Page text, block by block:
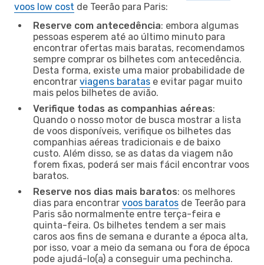
voos low cost de Teerão para Paris:
Reserve com antecedência: embora algumas
pessoas esperem até ao último minuto para
encontrar ofertas mais baratas, recomendamos
sempre comprar os bilhetes com antecedência.
Desta forma, existe uma maior probabilidade de
encontrar viagens baratas e evitar pagar muito
mais pelos bilhetes de avião.
Verifique todas as companhias aéreas:
Quando o nosso motor de busca mostrar a lista
de voos disponíveis, verifique os bilhetes das
companhias aéreas tradicionais e de baixo
custo. Além disso, se as datas da viagem não
forem fixas, poderá ser mais fácil encontrar voos
baratos.
Reserve nos dias mais baratos: os melhores
dias para encontrar voos baratos de Teerão para
Paris são normalmente entre terça-feira e
quinta-feira. Os bilhetes tendem a ser mais
caros aos fins de semana e durante a época alta,
por isso, voar a meio da semana ou fora de época
pode ajudá-lo(a) a conseguir uma pechincha.